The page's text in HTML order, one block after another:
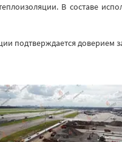
В составе
подтверждается доверием